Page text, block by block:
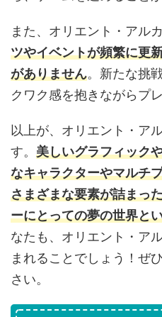
また、オリエント・アル
ツやイベントが頻繁に更
がありません。新たな挑
クワク感を抱きながらプ
以上が、オリエント・ア
す。 美しいグラフィック
なキャラクターやマルチ
さまざまな要素が詰まっ
ーにとっての夢の世界と
なたも、オリエント・ア
まれることでしょう！ぜ
さい。